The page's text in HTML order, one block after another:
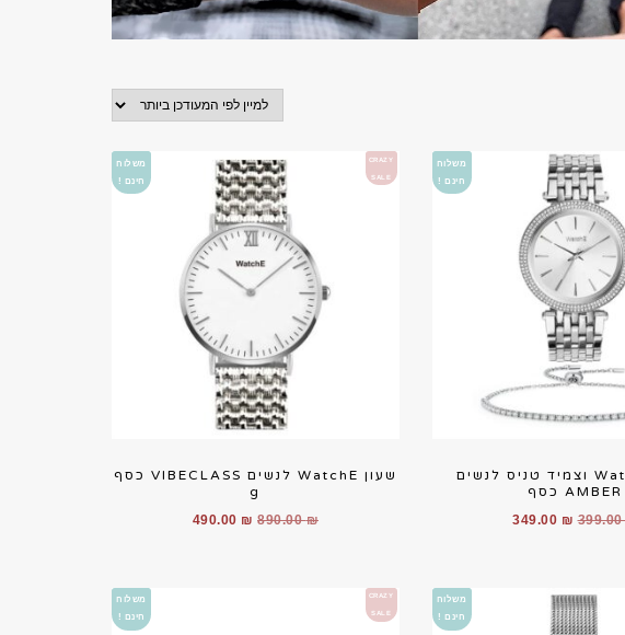
משלוח
חינם !
שעון WatchE וצמיד טניס לנשים
AMBER כסף
399.00 המחיר
399.00 ₪.
349.00 ₪
המחיר
CRAZY
SALE
משלוח
חינם !
שעון WatchE לנשים VIBECLASS כסף
g
890.00₪
המחיר
490.00 ₪
המחיר
משלוח
חינם !
CRAZY
SALE
משלוח
חינם !